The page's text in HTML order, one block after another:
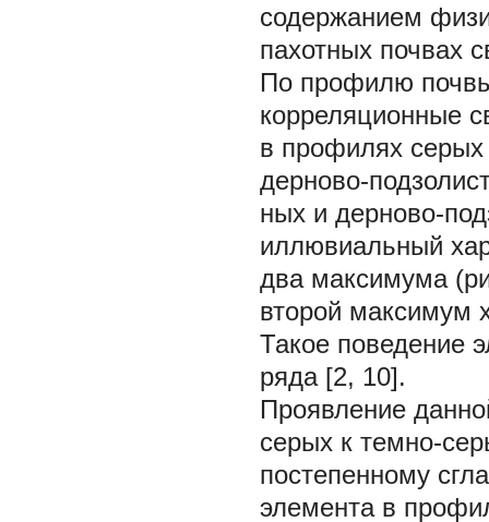
содержанием
пахотных почвах
По профилю
корреляционные
в профилях
дерново-
ных и дерново-
иллювиальный
два максимума
второй максимум
Такое поведение
ряда [2, 10].
Проявление
серых к темно-
постепенному
элемента в